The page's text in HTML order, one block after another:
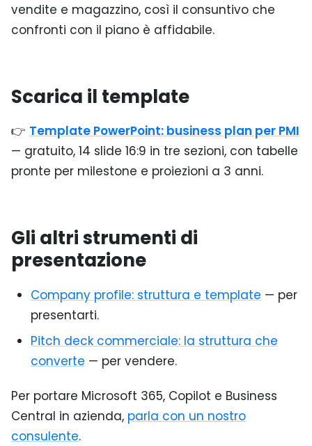
vendite e magazzino, così il consuntivo che
confronti con il piano è affidabile.
Scarica il template
👉 Template PowerPoint: business plan per PMI
— gratuito, 14 slide 16:9 in tre sezioni, con tabelle
pronte per milestone e proiezioni a 3 anni.
Gli altri strumenti di
presentazione
Company profile: struttura e template — per
presentarti.
Pitch deck commerciale: la struttura che
converte — per vendere.
Per portare Microsoft 365, Copilot e Business
Central in azienda, parla con un nostro
consulente.